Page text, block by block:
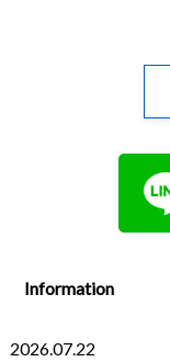
Information
2026.07.22